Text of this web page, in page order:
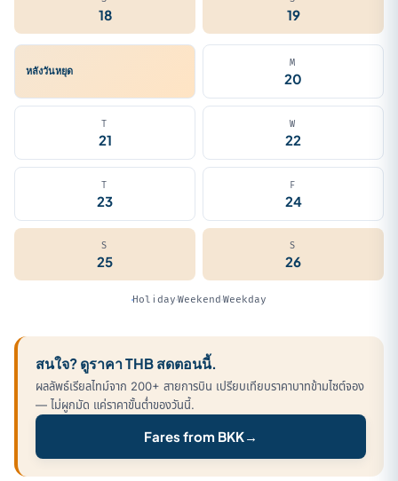
18 19
หลังวันหยุด
M
20
T
21
W
22
T
23
F
24
S
25
S
26
HolidayWeekend Weekday
สนใจ? ดูราคา THB สดตอนนี้.
ผลลัพธ์เรียลไทม์จาก 200+ สายการบิน เปรียบเทียบราคาบาทข้ามไซต์จอง
— ไม่ผูกมัด แค่ราคาขั้นต่ำของวันนี้.
Fares from BKK→